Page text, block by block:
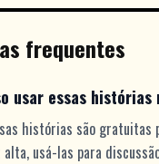
frequentes
usar essas
histórias são gratuitas
alta, usá-las para